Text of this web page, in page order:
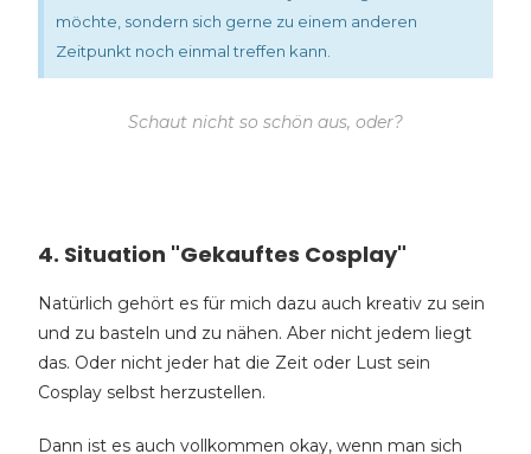
möchte, sondern sich gerne zu einem anderen
Zeitpunkt noch einmal treffen kann.
Schaut nicht so schön aus, oder?
4. Situation "Gekauftes Cosplay"
Natürlich gehört es für mich dazu auch kreativ zu sein
und zu basteln und zu nähen. Aber nicht jedem liegt
das. Oder nicht jeder hat die Zeit oder Lust sein
Cosplay selbst herzustellen.
Dann ist es auch vollkommen okay, wenn man sich